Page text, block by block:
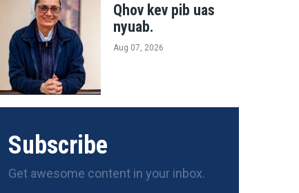
Qhov kev pib uas
nyuab.
Aug 07, 2026
Subscribe
Get awesome content in your inbox.